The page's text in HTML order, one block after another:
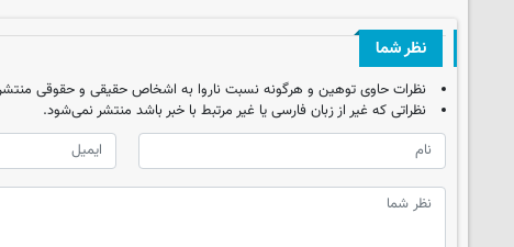
نظر شما
نظرات حاوی توهین و هرگونه نسبت ناروا به اشخاص حقیقی و حقوقی
نظراتی که غیر از زبان فارسی یا غیر مرتبط با خبر باشد منتشر نمی‌شود.